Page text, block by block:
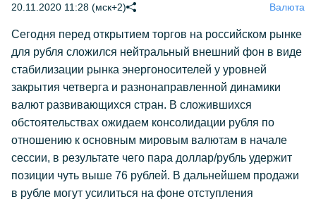
20.11.2020 11:28 (мск+2) Валюта
Сегодня перед открытием торгов на российском рынке
для рубля сложился нейтральный внешний фон в виде
стабилизации рынка энергоносителей у уровней
закрытия четверга и разнонаправленной динамики
валют развивающихся стран. В сложившихся
обстоятельствах ожидаем консолидации рубля по
отношению к основным мировым валютам в начале
сессии, в результате чего пара доллар/рубль удержит
позиции чуть выше 76 рублей. В дальнейшем продажи
в рубле могут усилиться на фоне отступления